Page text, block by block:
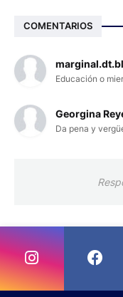
COMENTARIOS
Educación o
Georgina
Da pena y